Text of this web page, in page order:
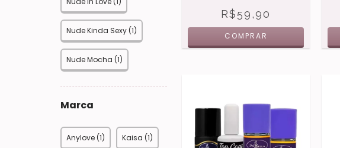
Nude Kinda Sexy (1)
Nude Mocha (1)
Marca
Anylove (1) Kaisa (1)
R$59,90
COMPRAR